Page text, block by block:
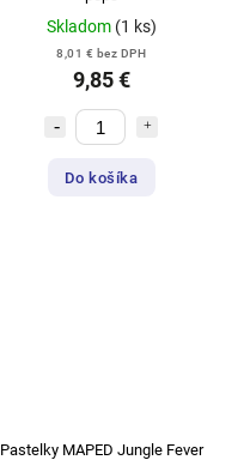
Skladom (1 ks)
8,01 € bez DPH
9,85 €
Do košíka
Pastelky MAPED Jungle Fever